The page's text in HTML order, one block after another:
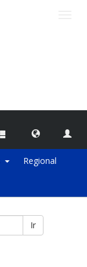
Regional
Ir